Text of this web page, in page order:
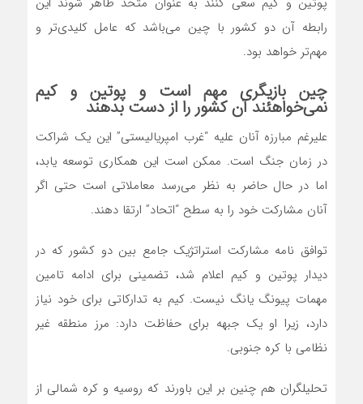
رابطه آن دو کشور با چین می‌باشد که عامل کلیدی‌تر و
مهم‌تر خواهد بود.
چین بازیگری مهم است و پوتین و کیم
نمی‌خواهئند آن کشور را از دست بدهند
علیرغم مبارزه آنان علیه “غرب امپریالیستی” این یک شراکت
در زمان جنگ است. ممکن است این همکاری توسعه یابد،
اما در حال حاضر به نظر می‌رسد معاملاتی است حتی اگر
آنان مشارکت خود را به سطح “اتحاد” ارتقا دهند.
توافق نامه مشارکت استراتژیک جامع بین دو کشور که در
دیدار پوتین و کیم اعلام شد، تضمینی برای ادامه تامین
مهمات پیونگ یانگ نیست. کیم به تدارکاتی برای خود نیاز
دارد، زیرا او یک جبهه برای حفاظت دارد: مرز منطقه غیر
نظامی با کره جنوبی.
تحلیلگران هم چنین بر این باورند که روسیه و کره شمالی از